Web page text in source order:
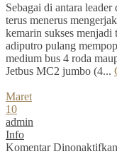
Sebagai di antara
terus menerus
kemarin sukses menjadi
adiputro pulang
medium bus 4 roda
Jetbus MC2 jumbo (4...
Maret
10
admin
Info
Komentar Dinonaktifkan